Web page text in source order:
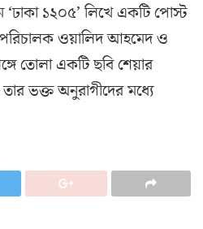
‘ঢাকা ১২০৫’ লিখে একটি পোস্ট
পরিচালক ওয়ালিদ আহমেদ ও
তোলা একটি ছবি শেয়ার
ভক্ত অনুরাগীদের মধ্যে